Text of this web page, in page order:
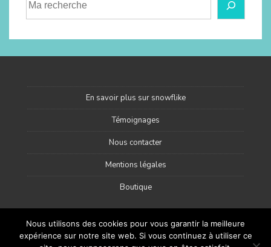
En savoir plus sur snowflike
Témoignages
Nous contacter
Mentions légales
Boutique
Nous utilisons des cookies pour vous garantir la meilleure
expérience sur notre site web. Si vous continuez à utiliser ce